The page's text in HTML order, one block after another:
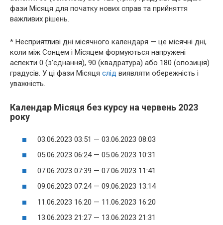
фази Місяця для початку нових справ та прийняття
важливих рішень.
* Несприятливі дні місячного календаря — це місячні дні,
коли між Сонцем і Місяцем формуються напружені
аспекти 0 (з’єднання), 90 (квадратура) або 180 (опозиція)
градусів. У ці фази Місяця слід виявляти обережність і
уважність.
Календар Місяця без курсу на червень 2023
року
03.06.2023 03:51 — 03.06.2023 08:03
05.06.2023 06:24 — 05.06.2023 10:31
07.06.2023 07:39 — 07.06.2023 11:41
09.06.2023 07:24 — 09.06.2023 13:14
11.06.2023 16:20 — 11.06.2023 16:20
13.06.2023 21:27 — 13.06.2023 21:31